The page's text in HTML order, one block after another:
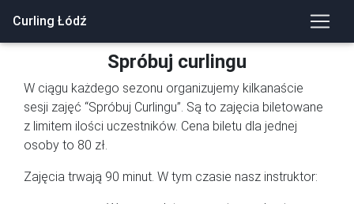
Curling Łódź
Spróbuj curlingu
W ciągu każdego sezonu organizujemy kilkanaście
sesji zajęć “Spróbuj Curlingu”. Są to zajęcia biletowane
z limitem ilości uczestników. Cena biletu dla jednej
osoby to 80 zł.
Zajęcia trwają 90 minut. W tym czasie nasz instruktor: